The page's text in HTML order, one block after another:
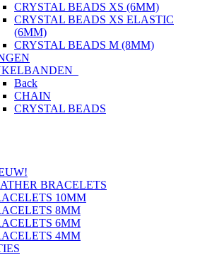
CRYSTAL BEADS XS (6MM)
CRYSTAL BEADS XS ELASTIC
(6MM)
CRYSTAL BEADS M (8MM)
Back
CHAIN
CRYSTAL BEADS
BRACELETS
10MM
8MM
6MM
4MM